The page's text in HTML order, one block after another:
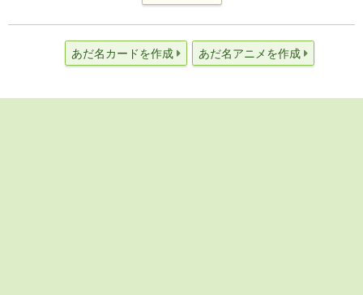
あだ名カードを作成 あだ名アニメを作成